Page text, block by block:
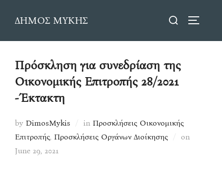
ΔΗΜΟΣ ΜΥΚΗΣ
Search
Πρόσκληση για συνεδρίαση της
Οικονομικής Επιτροπής 28/2021
-Έκτακτη
by DimosMykis in Προσκλήσεις Οικονομικής
Επιτροπής, Προσκλήσεις Οργάνων Διοίκησης on
June 29, 2021